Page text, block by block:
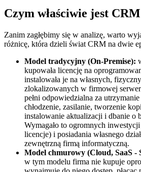
Czym właściwie jest
Zanim zagłębimy się w analizę, warto
różnicę, która dzieli świat CRM na dwie
Model tradycyjny (On-Premise):
kupowała licencję na
instalowała je na własnych,
zlokalizowanych w firmowej
pełni odpowiedzialna za
chłodzenie, zasilanie, tworzenie
instalowanie aktualizacji i dbanie o
Wymagało to ogromnych
licencje) i posiadania własnego
zewnętrzną firmą informatyczną.
Model chmurowy (Cloud, SaaS -
w tym modelu firma nie kupuje